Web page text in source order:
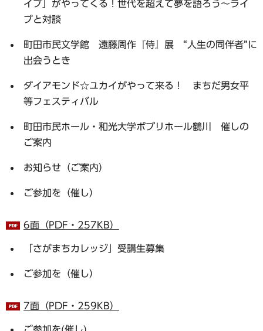
イブ」がやってくる！世代を超えて夢を語ろう～ライ
ブと対談
町田市民文学館 遠藤周作『侍』展 “人生の同伴者”に
出会うとき
ダイアモンド☆ユカイがやって来る！ まちだ男女平
等フェスティバル
町田市民ホール・和光大学ポプリホール鶴川 催しの
ご案内
お知らせ（ご案内）
ご参加を（催し）
6面（PDF・257KB）
「さがまちカレッジ」受講生募集
ご参加を（催し）
7面（PDF・259KB）
ご参加を(催し)